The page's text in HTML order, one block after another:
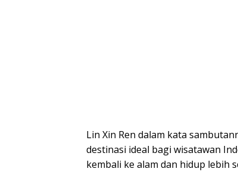
Lin Xin Ren dalam kata
destinasi ideal bagi wisatawan
kembali ke alam dan hidup lebih